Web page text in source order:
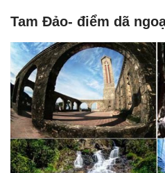
Tam Đảo- điểm dã